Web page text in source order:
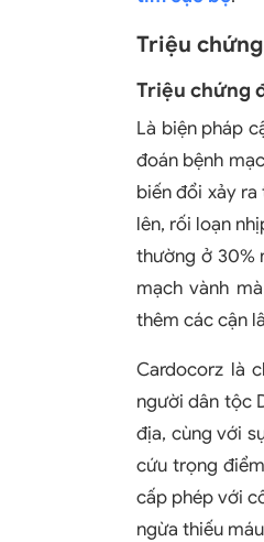
Triệu
Triệu chứng
Là biện pháp
đoán bệnh
biến đổi xảy ra
lên, rối loạn
thường ở 30%
mạch vành
thêm các cận
Cardocorz là
người dân tộc
địa, cùng với
cứu trọng
cấp phép với
ngừa thiếu